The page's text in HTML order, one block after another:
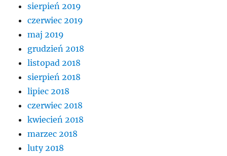
sierpień 2019
czerwiec 2019
maj 2019
grudzień 2018
listopad 2018
sierpień 2018
lipiec 2018
czerwiec 2018
kwiecień 2018
marzec 2018
luty 2018